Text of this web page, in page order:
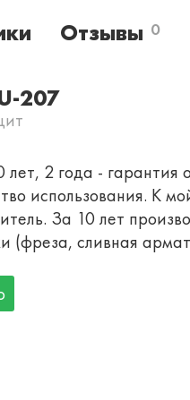
Отзывы 0
207
2 года -
использования.
За 10 лет
(фреза, сливная